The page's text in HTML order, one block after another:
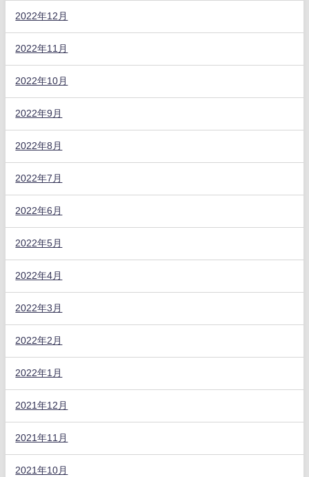
2022年12月
2022年11月
2022年10月
2022年9月
2022年8月
2022年7月
2022年6月
2022年5月
2022年4月
2022年3月
2022年2月
2022年1月
2021年12月
2021年11月
2021年10月